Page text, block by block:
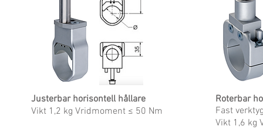
Justerbar horisontell hållare
Vikt 1,2 kg Vridmoment ≤ 50 Nm
Roterbar
Fast
Vikt 1,6 kg